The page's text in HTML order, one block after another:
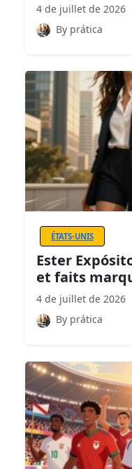
4 de juillet de 2026
By prática
ÉTATS-UNIS
Ester
et faits
4 de juillet de 2026
By prática